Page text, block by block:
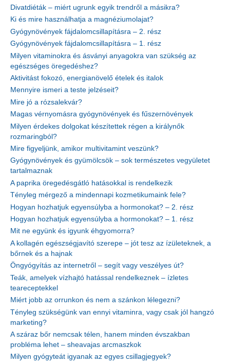
Divatdiéták – miért ugrunk egyik trendről a másikra?
Ki és mire használhatja a magnéziumolajat?
Gyógynövények fájdalomcsillapításra – 2. rész
Gyógynövények fájdalomcsillapításra – 1. rész
Milyen vitaminokra és ásványi anyagokra van szükség az
egészséges öregedéshez?
Aktivitást fokozó, energianövelő ételek és italok
Mennyire ismeri a teste jelzéseit?
Mire jó a rózsalekvár?
Magas vérnyomásra gyógynövények és fűszernövények
Milyen érdekes dolgokat készítettek régen a királynők
rozmaringból?
Mire figyeljünk, amikor multivitamint veszünk?
Gyógynövények és gyümölcsök – sok természetes vegyületet
tartalmaznak
A paprika öregedésgátló hatásokkal is rendelkezik
Tényleg mérgező a mindennapi kozmetikumaink fele?
Hogyan hozhatjuk egyensúlyba a hormonokat? – 2. rész
Hogyan hozhatjuk egyensúlyba a hormonokat? – 1. rész
Mit ne együnk és igyunk éhgyomorra?
A kollagén egészségjavító szerepe – jót tesz az ízületeknek, a
bőrnek és a hajnak
Öngyógyítás az internetről – segít vagy veszélyes út?
Teák, amelyek vízhajtó hatással rendelkeznek – ízletes
teareceptekkel
Miért jobb az orrunkon és nem a szánkon lélegezni?
Tényleg szükségünk van ennyi vitaminra, vagy csak jól hangzó
marketing?
A száraz bőr nemcsak télen, hanem minden évszakban
probléma lehet – sheavajas arcmaszkok
Milyen gyógyteát igyanak az egyes csillagjegyek?